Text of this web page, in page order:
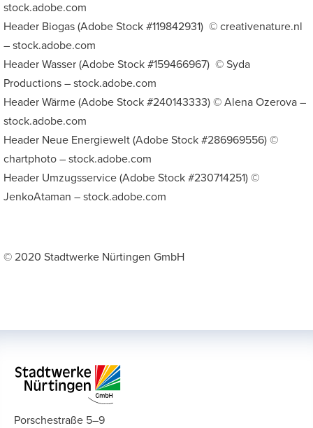
stock.adobe.com
Header Biogas (Adobe Stock #119842931) © creativenature.nl
– stock.adobe.com
Header Wasser (Adobe Stock #159466967) © Syda
Productions – stock.adobe.com
Header Wärme (Adobe Stock #240143333) © Alena Ozerova –
stock.adobe.com
Header Neue Energiewelt (Adobe Stock #286969556) ©
chartphoto – stock.adobe.com
Header Umzugsservice (Adobe Stock #230714251) ©
JenkoAtaman – stock.adobe.com
© 2020 Stadtwerke Nürtingen GmbH
Porschestraße 5–9